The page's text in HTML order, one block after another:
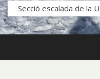
Secció escalada de la